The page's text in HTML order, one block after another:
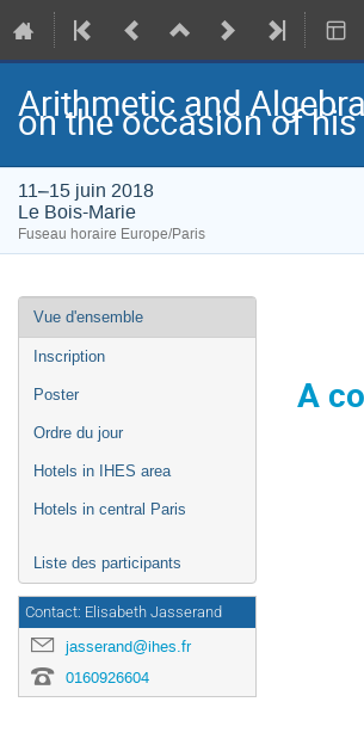
Arithmetic and
on the occasion of
11–15 juin 2018
Le Bois-Marie
Fuseau horaire Europe/Paris
Menu
l'événement
Vue d'ensemble
Inscription
Poster
Ordre du jour
Hotels in IHES area
Hotels in central Paris
Liste des participants
Contact: Elisabeth Jasserand
jasserand@ihes.fr
0160926604
A